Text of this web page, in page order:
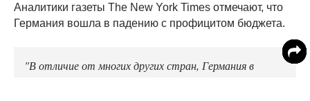
Аналитики газеты The New York Times отмечают, что
Германия вошла в падению с профицитом бюджета.
"В отличие от многих других стран, Германия в